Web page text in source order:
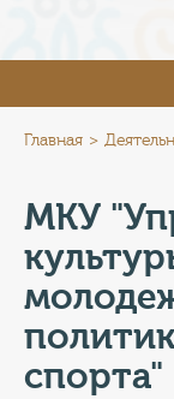
ПРЕСС-ЦЕНТР
ТУРИСТАМ
КОНТАКТЫ
ГЕРОИ Z
Главная
МКУ
спорта"